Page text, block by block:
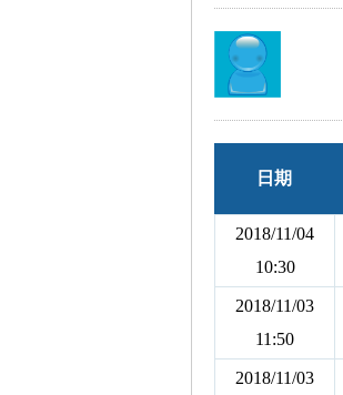
日期
2018/11/04
10:30
2018/11/03
11:50
2018/11/03